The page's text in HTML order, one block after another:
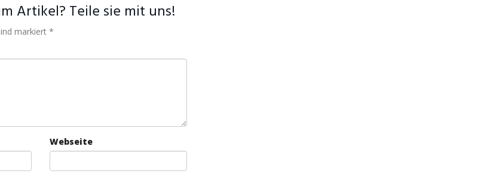
Artikel? Teile sie mit uns!
markiert *
Webseite